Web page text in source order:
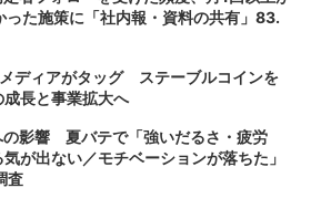
た施策に「社内報・資料の共有」83.
ディアがタッグ ステーブルコインを
長と事業拡大へ
の影響 夏バテで「強いだるさ・疲労
が出ない／モチベーションが落ちた」
査